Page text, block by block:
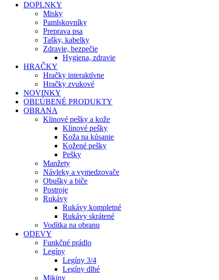
DOPLNKY
Misky
Pamlskovníky
Preprava psa
Tašky, kabelky
Zdravie, bezpečie
Hygiena, zdravie
HRAČKY
Hračky interaktívne
Hračky zvukové
NOVINKY
OBĽÚBENÉ PRODUKTY
OBRANA
Klinové pešky a kože
Klinové pešky
Koža na kúsanie
Kožené pešky
Pešky
Manžety
Návleky a vymedzovače
Obušky a biče
Postroje
Rukávy
Rukávy kompletné
Rukávy skrátené
Vodítka na obranu
ODEVY
Funkčné prádlo
Legíny
Legíny 3/4
Legíny dlhé
Mikiny